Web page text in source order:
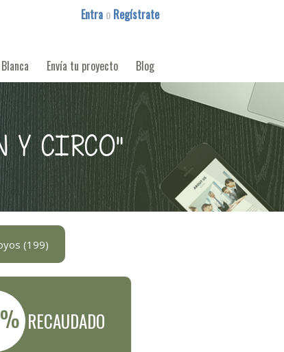
Entra o Regístrate
Envía tu proyecto Blog
Y CIRCO"
(199)
RECAUDADO